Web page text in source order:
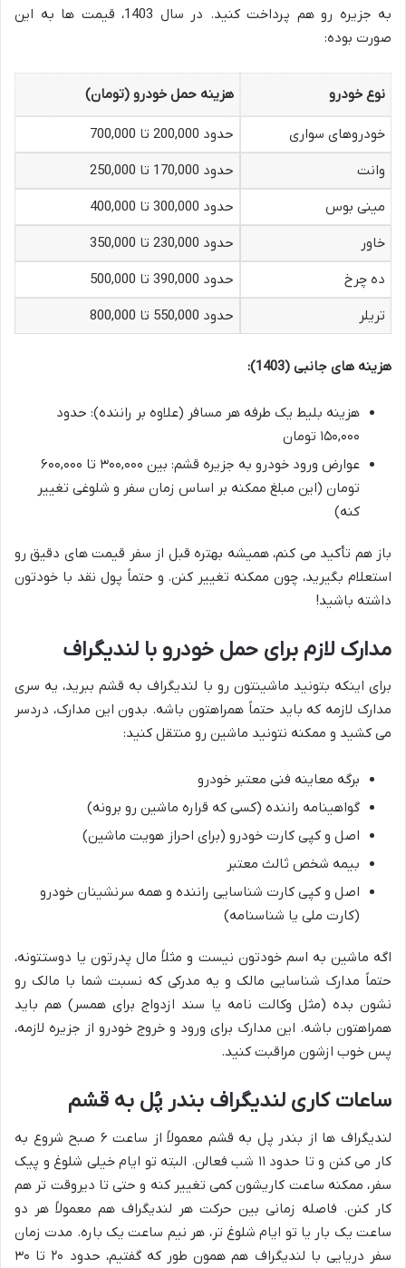
به جزیره رو هم پرداخت کنید. در سال 1403، قیمت ها به این
صورت بوده:
نوع خودرو هزینه حمل خودرو (تومان)
خودروهای سواری
حدود 200,000 تا 700,000
وانت
حدود 170,000 تا 250,000
مینی بوس
حدود 300,000 تا 400,000
خاور
حدود 230,000 تا 350,000
ده چرخ
حدود 390,000 تا 500,000
تریلر
حدود 550,000 تا 800,000
هزینه های جانبی (1403):
هزینه بلیط یک طرفه هر مسافر (علاوه بر راننده): حدود
۱۵۰,۰۰۰ تومان
عوارض ورود خودرو به جزیره قشم: بین ۳۰۰,۰۰۰ تا ۶۰۰,۰۰۰
تومان (این مبلغ ممکنه بر اساس زمان سفر و شلوغی تغییر
کنه)
باز هم تأکید می کنم، همیشه بهتره قبل از سفر قیمت های دقیق رو
استعلام بگیرید، چون ممکنه تغییر کنن. و حتماً پول نقد با خودتون
داشته باشید!
مدارک لازم برای حمل خودرو با لندیگراف
برای اینکه بتونید ماشینتون رو با لندیگراف به قشم ببرید، یه سری
مدارک لازمه که باید حتماً همراهتون باشه. بدون این مدارک، دردسر
می کشید و ممکنه نتونید ماشین رو منتقل کنید:
برگه معاینه فنی معتبر خودرو
گواهینامه راننده (کسی که قراره ماشین رو برونه)
اصل و کپی کارت خودرو (برای احراز هویت ماشین)
بیمه شخص ثالث معتبر
اصل و کپی کارت شناسایی راننده و همه سرنشینان خودرو
(کارت ملی یا شناسنامه)
اگه ماشین به اسم خودتون نیست و مثلاً مال پدرتون یا دوستتونه،
حتماً مدارک شناسایی مالک و یه مدرکی که نسبت شما با مالک رو
نشون بده (مثل وکالت نامه یا سند ازدواج برای همسر) هم باید
همراهتون باشه. این مدارک برای ورود و خروج خودرو از جزیره لازمه،
پس خوب ازشون مراقبت کنید.
ساعات کاری لندیگراف بندر پُل به قشم
لندیگراف ها از بندر پل به قشم معمولاً از ساعت ۶ صبح شروع به
کار می کنن و تا حدود ۱۱ شب فعالن. البته تو ایام خیلی شلوغ و پیک
سفر، ممکنه ساعت کاریشون کمی تغییر کنه و حتی تا دیروقت تر هم
کار کنن. فاصله زمانی بین حرکت هر لندیگراف هم معمولاً هر دو
ساعت یک بار یا تو ایام شلوغ تر، هر نیم ساعت یک باره. مدت زمان
سفر دریایی با لندیگراف هم همون طور که گفتیم، حدود ۲۰ تا ۳۰